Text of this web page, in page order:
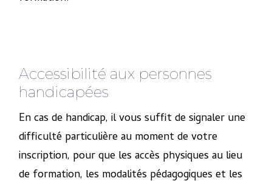
Accessibilité aux personnes
handicapées
En cas de handicap, il vous suffit de signaler une
difficulté particulière au moment de votre
inscription, pour que les accès physiques au lieu
de formation, les modalités pédagogiques et les